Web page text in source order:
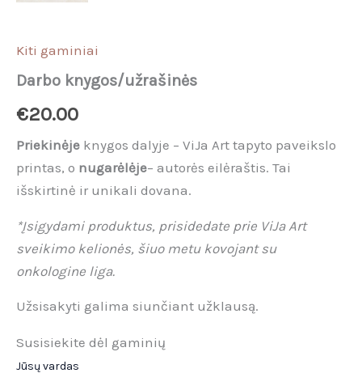
Kiti gaminiai
Darbo knygos/užrašinės
€20.00
Priekinėje knygos dalyje – ViJa Art tapyto paveikslo
printas, o nugarėlėje– autorės eilėraštis. Tai
išskirtinė ir unikali dovana.
*Įsigydami produktus, prisidedate prie ViJa Art
sveikimo kelionės, šiuo metu kovojant su
onkologine liga.
Užsisakyti galima siunčiant užklausą.
Susisiekite dėl gaminių
Jūsų vardas